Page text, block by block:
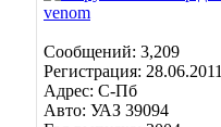
Сообщений: 3,209
Регистрация: 28.06.2011
Адрес: C-Пб
Авто: УАЗ 39094